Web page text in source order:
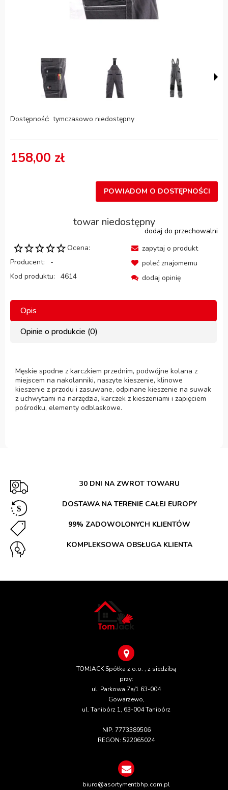
Dostępność: tymczasowo niedostępny
158,00 zł
POWIADOM O DOSTĘPNOŚCI
towar niedostępny
dodaj do przechowalni
Ocena:
Producent:
-
Kod produktu:
4614
zapytaj o produkt
poleć znajomemu
dodaj opinię
Opis
Opinie o produkcie (0)
Męskie spodne z karczkiem przednim, podwójne kolana z
miejscem na nakolanniki, naszyte kieszenie, klinowe
kieszenie z przodu i zasuwane, odpinane kieszenie na suwak
z uchwytami na narzędzia, karczek z kieszeniami i zapięciem
pośrodku, elementy odblaskowe.
30 DNI NA ZWROT TOWARU
DOSTAWA NA TERENIE CAŁEJ EUROPY
99% ZADOWOLONYCH KLIENTÓW
KOMPLEKSOWA OBSŁUGA KLIENTA
TOMJACK Spółka z o.o. , z siedzibą
przy:
ul. Parkowa 7a/1 63-004
Gowarzewo,
ul. Tanibórz 1, 63-004 Tanibórz
NIP: 7773389506
REGON: 522065024
biuro@asortymentbhp.com.pl